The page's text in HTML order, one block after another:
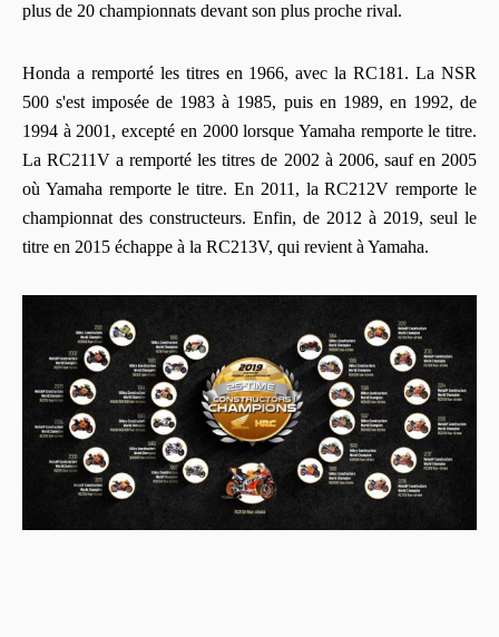
plus de 20 championnats devant son plus proche rival.
Honda a remporté les titres en 1966, avec la RC181. La NSR
500 s'est imposée de 1983 à 1985, puis en 1989, en 1992, de
1994 à 2001, excepté en 2000 lorsque Yamaha remporte le titre.
La RC211V a remporté les titres de 2002 à 2006, sauf en 2005
où Yamaha remporte le titre. En 2011, la RC212V remporte le
championnat des constructeurs. Enfin, de 2012 à 2019, seul le
titre en 2015 échappe à la RC213V, qui revient à Yamaha.